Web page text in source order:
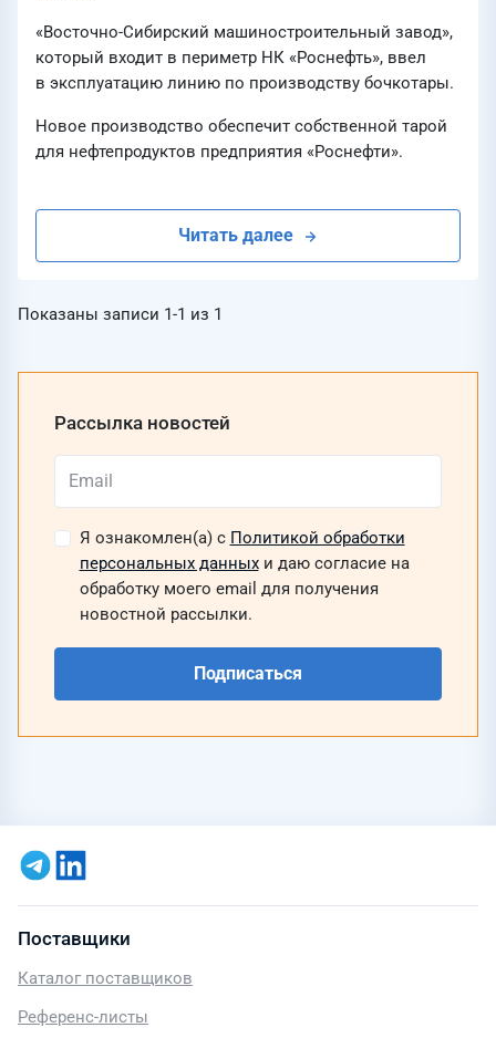
«Восточно-Сибирский машиностроительный завод»,
который входит в периметр НК «Роснефть», ввел
в эксплуатацию линию по производству бочкотары.
Новое производство обеспечит собственной тарой
для нефтепродуктов предприятия «Роснефти».
Читать далее
Показаны записи 1-1 из 1
Рассылка новостей
Я ознакомлен(а) с Политикой обработки
персональных данныхи даю согласие на
обработку моего email для получения
новостной рассылки.
Подписаться
Поставщики
Каталог поставщиков
Референс-листы